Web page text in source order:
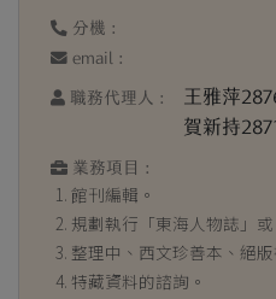
分機 :
email :
職務代理人 :
王雅萍
賀新持
業務項目 :
館刊編輯。
規劃執行「東海人物誌」
整理中、西文珍善本、絕版
特藏資料的諮詢。